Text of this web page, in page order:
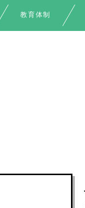
教育体制